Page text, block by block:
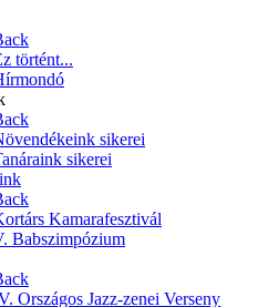
történt...
sikerei
sikerei
Kamarafesztivál
Babszimpózium
Országos Jazz-zenei Verseny